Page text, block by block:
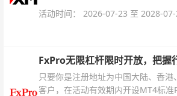
活动时间： 2026-07-23 至 2028-
FxPro无限杠杆限时开放，把握
只要你是注册地址为中国大陆、香
客户，在活动有效期内开设MT4标准